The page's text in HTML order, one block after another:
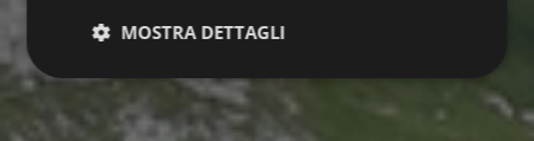
MOSTRA DETTAGLI
Strettamente necessari